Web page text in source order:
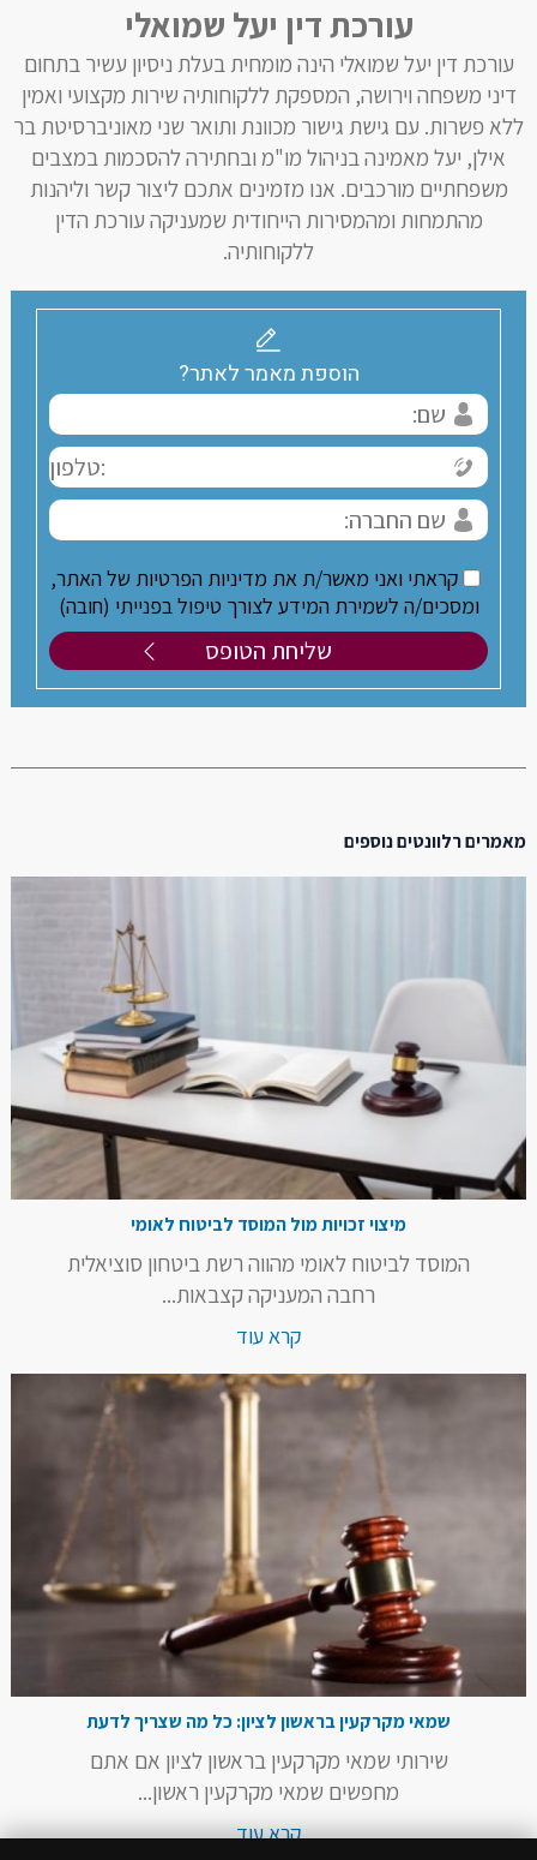
עורכת דין יעל שמואלי
עורכת דין יעל שמואלי הינה מומחית בעלת ניסיון עשיר בתחום
דיני משפחה וירושה, המספקת ללקוחותיה שירות מקצועי ואמין
ללא פשרות. עם גישת גישור מכוונת ותואר שני מאוניברסיטת בר
אילן, יעל מאמינה בניהול מו"מ ובחתירה להסכמות במצבים
משפחתיים מורכבים. אנו מזמינים אתכם ליצור קשר וליהנות
מהתמחות ומהמסירות הייחודית שמעניקה עורכת הדין
ללקוחותיה.
הוספת מאמר לאתר?
קראתי ואני מאשר/ת את מדיניות הפרטיות של האתר,
ומסכים/ה לשמירת המידע לצורך טיפול בפנייתי (חובה)
מאמרים רלוונטים נוספים
מיצוי זכויות מול המוסד לביטוח לאומי
המוסד לביטוח לאומי מהווה רשת ביטחון סוציאלית
רחבה המעניקה קצבאות...
קרא עוד
שמאי מקרקעין בראשון לציון: כל מה שצריך לדעת
שירותי שמאי מקרקעין בראשון לציון אם אתם
מחפשים שמאי מקרקעין ראשון...
קרא עוד